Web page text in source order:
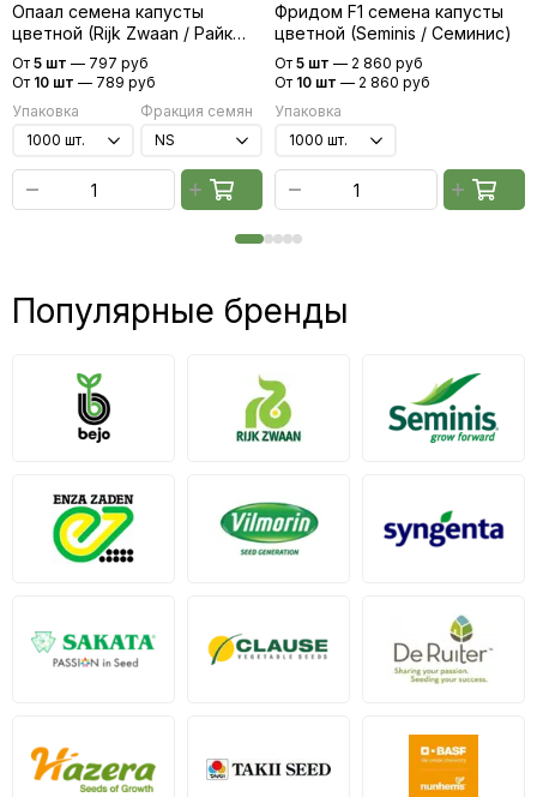
Опаал семена капусты
цветной (Rijk Zwaan / Райк
Цваан)
От 5 шт — 797 руб
От 10 шт — 789 руб
Упаковка
Фракция семян
Фридом F1 семена капусты
цветной (Seminis / Семинис)
От 5 шт — 2 860 руб
От 10 шт — 2 860 руб
Упаковка
Популярные бренды